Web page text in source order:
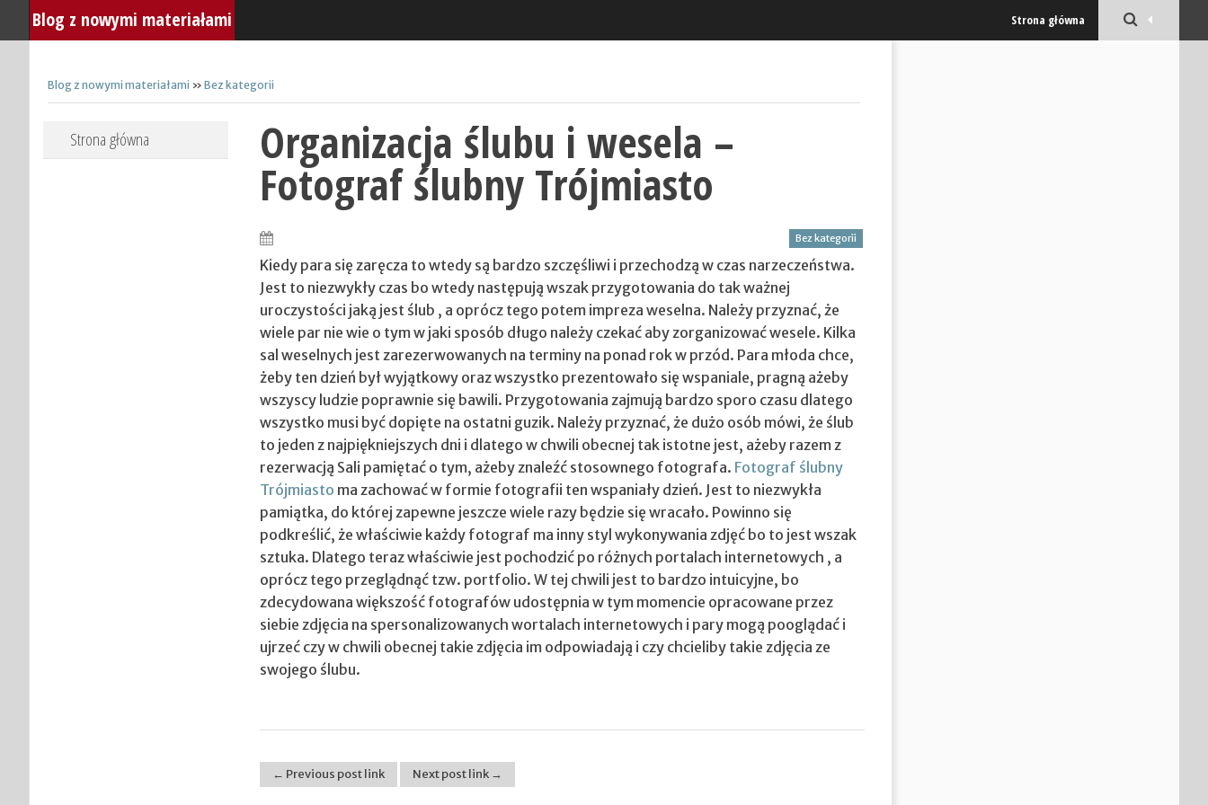
Blog z nowymi materiałami Strona główna
Blog z nowymi materiałami » Bez kategorii
Skip to content
Strona główna Organizacja ślubu i wesela –
Fotograf ślubny Trójmiasto
Bez kategorii
Kiedy para się zaręcza to wtedy są bardzo szczęśliwi i przechodzą w czas narzeczeństwa.
Jest to niezwykły czas bo wtedy następują wszak przygotowania do tak ważnej
uroczystości jaką jest ślub , a oprócz tego potem impreza weselna. Należy przyznać, że
wiele par nie wie o tym w jaki sposób długo należy czekać aby zorganizować wesele. Kilka
sal weselnych jest zarezerwowanych na terminy na ponad rok w przód. Para młoda chce,
żeby ten dzień był wyjątkowy oraz wszystko prezentowało się wspaniale, pragną ażeby
wszyscy ludzie poprawnie się bawili. Przygotowania zajmują bardzo sporo czasu dlatego
wszystko musi być dopięte na ostatni guzik. Należy przyznać, że dużo osób mówi, że ślub
to jeden z najpiękniejszych dni i dlatego w chwili obecnej tak istotne jest, ażeby razem z
rezerwacją Sali pamiętać o tym, ażeby znaleźć stosownego fotografa. Fotograf ślubny
Trójmiasto ma zachować w formie fotografii ten wspaniały dzień. Jest to niezwykła
pamiątka, do której zapewne jeszcze wiele razy będzie się wracało. Powinno się
podkreślić, że właściwie każdy fotograf ma inny styl wykonywania zdjęć bo to jest wszak
sztuka. Dlatego teraz właściwie jest pochodzić po różnych portalach internetowych , a
oprócz tego przeglądnąć tzw. portfolio. W tej chwili jest to bardzo intuicyjne, bo
zdecydowana większość fotografów udostępnia w tym momencie opracowane przez
siebie zdjęcia na spersonalizowanych wortalach internetowych i pary mogą pooglądać i
ujrzeć czy w chwili obecnej takie zdjęcia im odpowiadają i czy chcieliby takie zdjęcia ze
swojego ślubu.
Post navigation
← Previous post link Next post link →